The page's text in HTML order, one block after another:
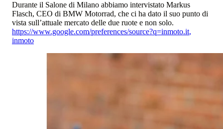
Durante il Salone di Milano abbiamo intervistato Markus
Flasch, CEO di BMW Motorrad, che ci ha dato il suo punto di
vista sull’attuale mercato delle due ruote e non solo.
https://www.google.com/preferences/source?q=inmoto.it,
inmoto